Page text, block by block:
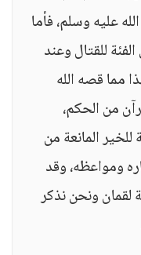
عليه وسلم، فأما
للقتال وعند
مما قصه الله
من الحكم،
للخير المانعة من
ومواعظه، وقد
ونحن نذكر